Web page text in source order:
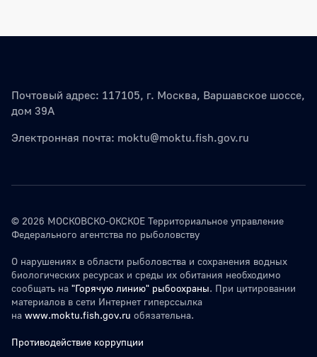
Почтовый адрес: 117105, г. Москва, Варшавское шоссе,
дом 39А
Электронная почта: moktu@moktu.fish.gov.ru
© 2026 МОСКОВСКО-ОКСКОЕ Территориальное управление
Федерального агентства по рыболовству
О нарушениях в области рыболовства и сохранения водных
биологических ресурсах и среды их обитания необходимо
сообщать на "Горячую линию" рыбоохраны. При цитировании
материалов в сети Интернет гиперссылка
на www.moktu.fish.gov.ru обязательна.
Противодействие коррупции